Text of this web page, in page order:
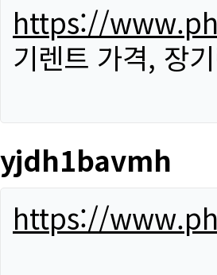
https://
기렌트 가격, 장
yjdh1bavmh
https://